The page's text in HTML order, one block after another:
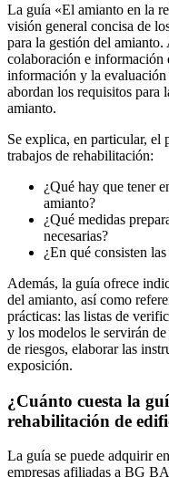
La guía «El amianto en la
visión general concisa de
para la gestión del
colaboración e
información y la evaluación
abordan los requisitos para
amianto.
Se explica, en particular, el
trabajos de rehabilitación:
¿Qué hay que tener
amianto?
¿Qué medidas
necesarias?
¿En qué consisten
Además, la guía ofrece
del amianto, así como
prácticas: las listas de
y los modelos le servirán
de riesgos, elaborar las
exposición.
¿Cuánto cuesta la
rehabilitación de
La guía se puede adquirir
empresas afiliadas a BG